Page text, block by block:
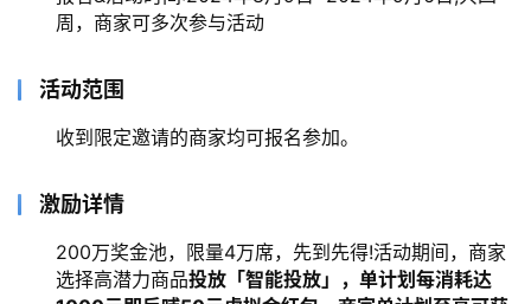
周，商家可多次参与活动
活动范围
收到限定邀请的商家均可报名参加。
激励详情
200万奖金池，限量4万席，先到先得!活动期间，商家
选择高潜力商品投放「智能投放」，单计划每消耗达